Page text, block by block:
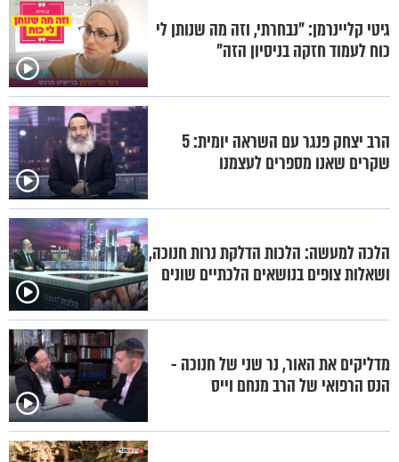
גיטי קליינרמן: "נבחרתי, וזה מה שנותן לי
כוח לעמוד חזקה בניסיון הזה"
הרב יצחק פנגר עם השראה יומית: 5
שקרים שאנו מספרים לעצמנו
הלכה למעשה: הלכות הדלקת נרות חנוכה,
ושאלות צופים בנושאים הלכתיים שונים
מדליקים את האור, נר שני של חנוכה -
הנס הרפואי של הרב מנחם וייס